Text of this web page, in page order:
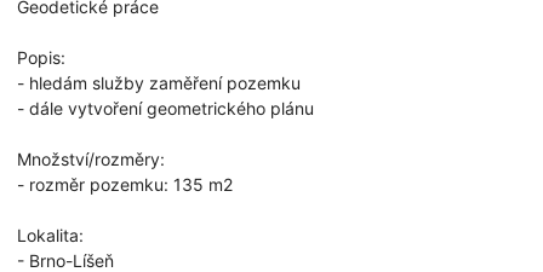
Geodetické práce
Popis:
- hledám služby zaměření pozemku
- dále vytvoření geometrického plánu
Množství/rozměry:
- rozměr pozemku: 135 m2
Lokalita:
- Brno-Líšeň